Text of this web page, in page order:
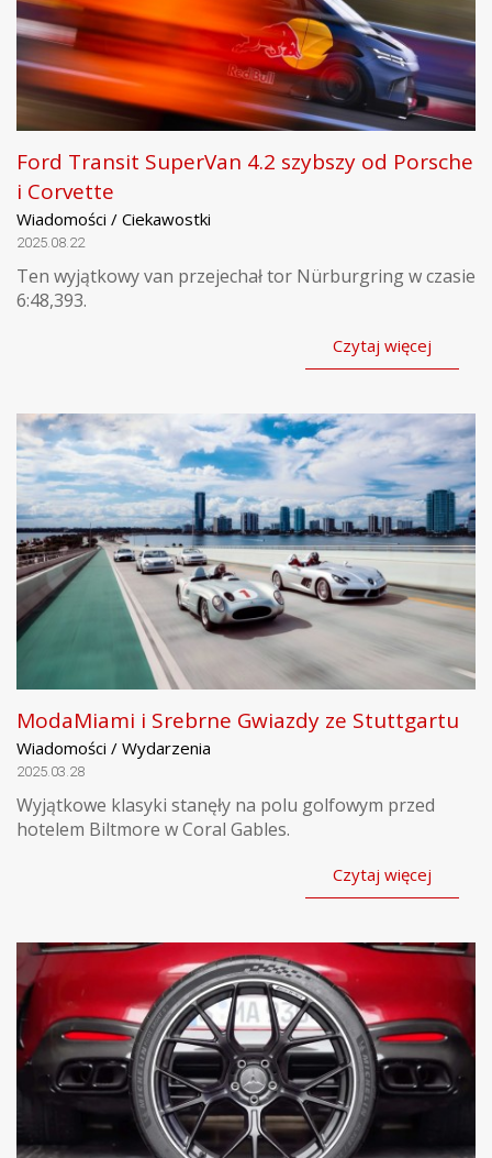
Ford Transit SuperVan 4.2 szybszy od Porsche
i Corvette
Wiadomości / Ciekawostki
2025.08.22
Ten wyjątkowy van przejechał tor Nürburgring w czasie
6:48,393.
Czytaj więcej
ModaMiami i Srebrne Gwiazdy ze Stuttgartu
Wiadomości / Wydarzenia
2025.03.28
Wyjątkowe klasyki stanęły na polu golfowym przed
hotelem Biltmore w Coral Gables.
Czytaj więcej